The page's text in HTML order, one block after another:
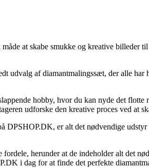
at skabe smukke og kreative billeder
udvalg af diamantmalingssæt, der alle har
hobby, hvor du kan nyde det flotte
udforske den kreative proces ved at
DPSHOP.DK, er alt det nødvendige
herunder at de indeholder alt det
i dag for at finde det perfekte